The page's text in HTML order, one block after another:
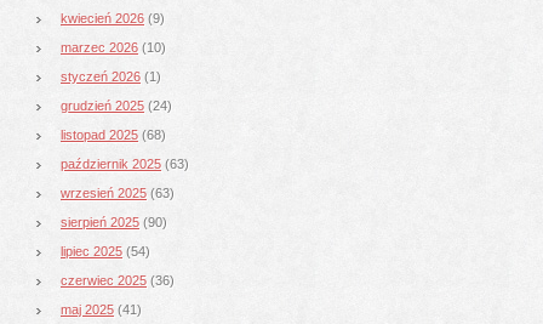
kwiecień 2026 (9)
marzec 2026 (10)
styczeń 2026 (1)
grudzień 2025 (24)
listopad 2025 (68)
październik 2025 (63)
wrzesień 2025 (63)
sierpień 2025 (90)
lipiec 2025 (54)
czerwiec 2025 (36)
maj 2025 (41)